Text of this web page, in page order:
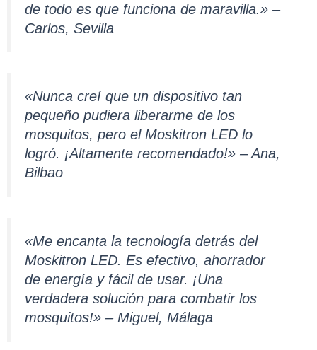
de todo es que funciona de maravilla.» –
Carlos, Sevilla
«Nunca creí que un dispositivo tan
pequeño pudiera liberarme de los
mosquitos, pero el Moskitron LED lo
logró. ¡Altamente recomendado!» – Ana,
Bilbao
«Me encanta la tecnología detrás del
Moskitron LED. Es efectivo, ahorrador
de energía y fácil de usar. ¡Una
verdadera solución para combatir los
mosquitos!» – Miguel, Málaga